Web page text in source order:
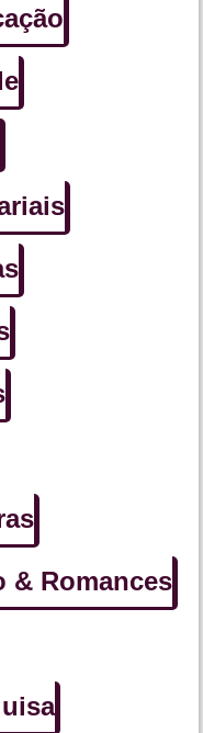
& Romances